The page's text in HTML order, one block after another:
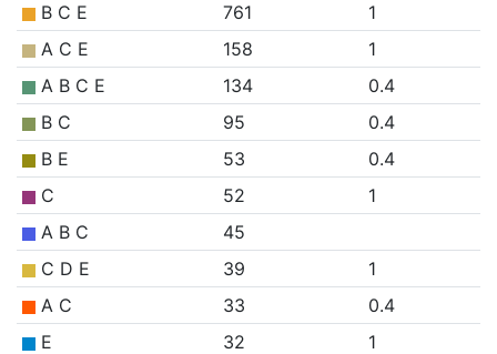
B C E
761
1
A C E
158
1
A B C E
134
0.4
B C
95
0.4
B E
53
0.4
C
52
1
A B C
45
C D E
39
1
A C
33
0.4
E
32
1